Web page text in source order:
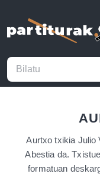
Aurtxo txikia Julio
Abestia da.
formatuan